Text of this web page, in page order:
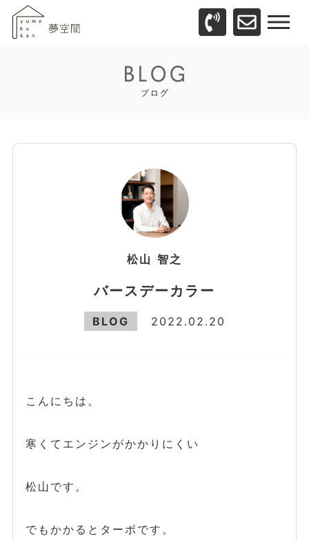
松山 智之
バースデーカラー
BLOG 2022.02.20
こんにちは。
寒くてエンジンがかかりにくい
松山です。
でもかかるとターボです。